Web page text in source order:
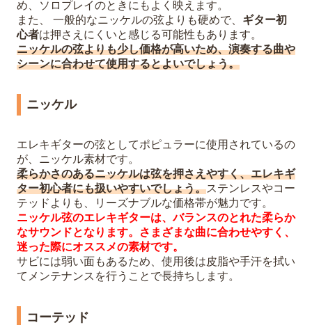
め、ソロプレイのときにもよく映えます。
また、 一般的なニッケルの弦よりも硬めで、 ギター初
心者は押さえにくいと感じる可能性もあります。
ニッケルの弦よりも少し価格が高いため、演奏する曲や
シーンに合わせて使用するとよいでしょう。
ニッケル
エレキギターの弦としてポピュラーに使用されているの
が、ニッケル素材です。
柔らかさのあるニッケルは弦を押さえやすく、エレキギ
ター初心者にも扱いやすいでしょう。ステンレスやコー
テッドよりも、リーズナブルな価格帯が魅力です。
ニッケル弦のエレキギターは、バランスのとれた柔らか
なサウンドとなります。さまざまな曲に合わせやすく、
迷った際にオススメの素材です。
サビには弱い面もあるため、使用後は皮脂や手汗を拭い
てメンテナンスを行うことで長持ちします。
コーテッド